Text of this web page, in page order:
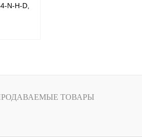
N-H-D,
ТОВАРЫ